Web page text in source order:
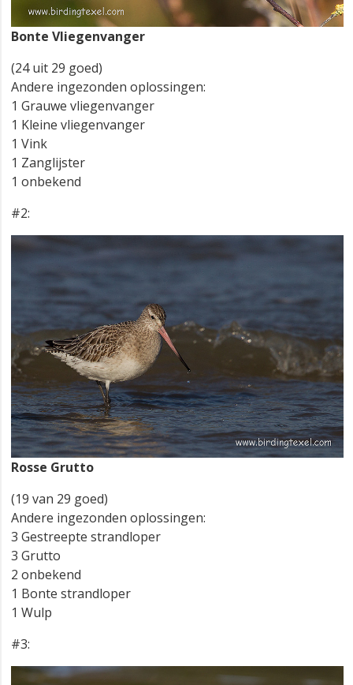
Bonte Vliegenvanger
(24 uit 29 goed)
Andere ingezonden oplossingen:
1 Grauwe vliegenvanger
1 Kleine vliegenvanger
1 Vink
1 Zanglijster
1 onbekend
#2:
Rosse Grutto
(19 van 29 goed)
Andere ingezonden oplossingen:
3 Gestreepte strandloper
3 Grutto
2 onbekend
1 Bonte strandloper
1 Wulp
#3: